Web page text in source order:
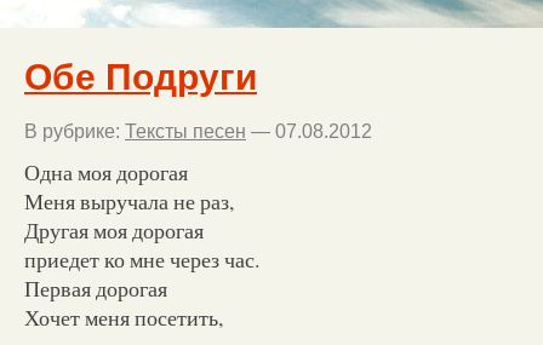
Обе Подруги
В рубрике: Тексты песен — 07.08.2012
Одна моя дорогая
Меня выручала не раз,
Другая моя дорогая
приедет ко мне через час.
Первая дорогая
Хочет меня посетить,